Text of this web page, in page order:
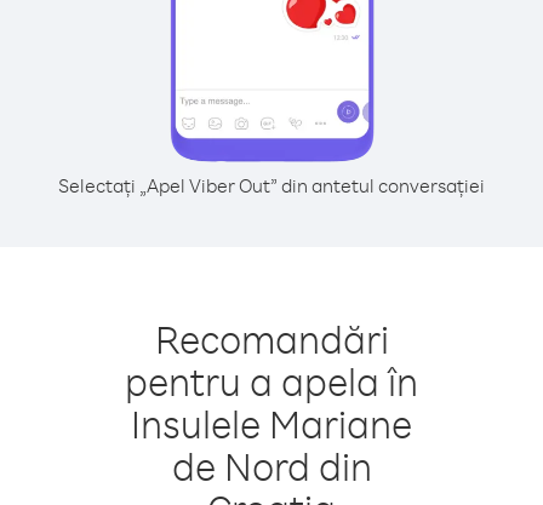
Selectați „Apel Viber Out” din antetul conversației
Recomandări
pentru a apela în
Insulele Mariane
de Nord din